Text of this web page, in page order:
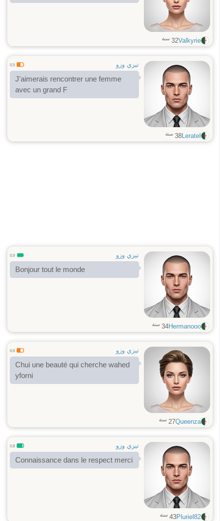
Valkyrie
32 سنة
تيزي وزو 0.5
J'aimerais rencontrer une femme
avec un grand F
Leratel
38 سنة
تيزي وزو 0.9
Bonjour tout le monde
Hermanooo
34 سنة
تيزي وزو 0.6
Chui une beauté qui cherche wahed
yforni
Queenza
27 سنة
تيزي وزو 0.8
Connaissance dans le respect merci
Pluriel82
43 سنة